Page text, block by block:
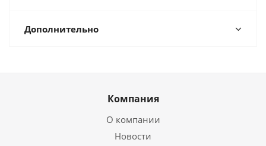
Дополнительно
Компания
О компании
Новости